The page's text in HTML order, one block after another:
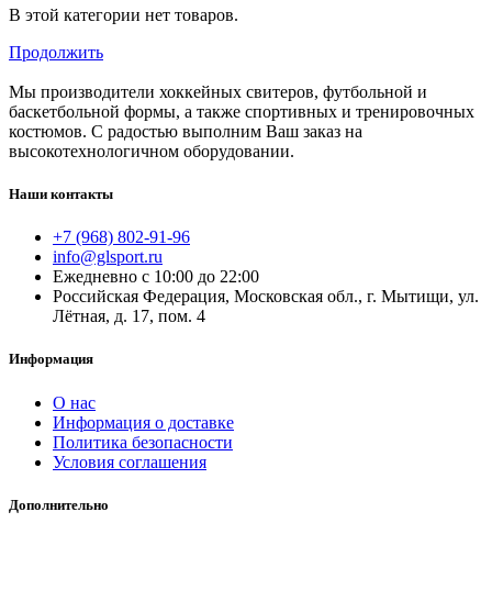
В этой категории нет товаров.
Продолжить
Мы производители хоккейных свитеров, футбольной и
баскетбольной формы, а также спортивных и тренировочных
костюмов. С радостью выполним Ваш заказ на
высокотехнологичном оборудовании.
Наши контакты
+7 (968) 802-91-96
info@glsport.ru
Ежедневно с 10:00 до 22:00
Российская Федерация, Московская обл., г. Мытищи, ул.
Лётная, д. 17, пом. 4
Информация
О нас
Информация о доставке
Политика безопасности
Условия соглашения
Дополнительно